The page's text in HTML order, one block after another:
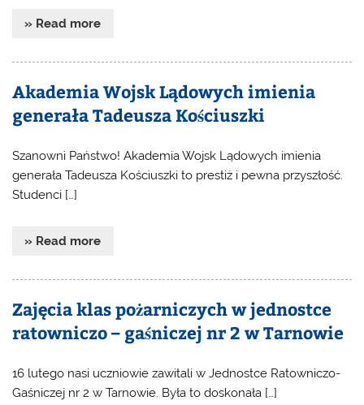
» Read more
Akademia Wojsk Lądowych imienia
generała Tadeusza Kościuszki
Szanowni Państwo! Akademia Wojsk Lądowych imienia
generała Tadeusza Kościuszki to prestiż i pewna przyszłość.
Studenci […]
» Read more
Zajęcia klas pożarniczych w jednostce
ratowniczo – gaśniczej nr 2 w Tarnowie
16 lutego nasi uczniowie zawitali w Jednostce Ratowniczo-
Gaśniczej nr 2 w Tarnowie. Była to doskonała […]